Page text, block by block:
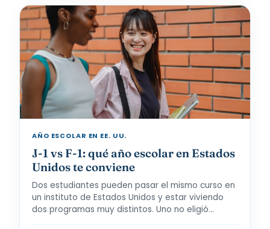
AÑO ESCOLAR EN EE. UU.
J-1 vs F-1: qué año escolar en Estados
Unidos te conviene
Dos estudiantes pueden pasar el mismo curso en
un instituto de Estados Unidos y estar viviendo
dos programas muy distintos. Uno no eligió…